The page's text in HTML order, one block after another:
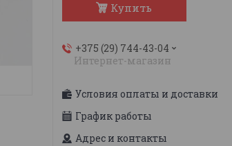
Купить
+375 (29) 744-43-04
Интернет-магазин
Условия оплаты и доставки
График работы
Адрес и контакты